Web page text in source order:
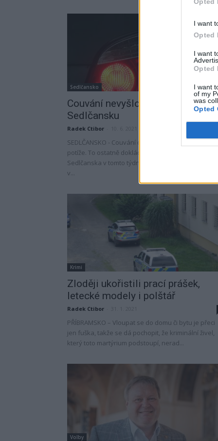
I want
Opted
I want
Opted
I want
of my
was
Opted
Sedlčansko
Couvání nevyšlo čtyřem řidičům
Sedlčansku
Radek Ctibor
SEDLČANSKO - Couvání občas dělá některým řidičům
potíže. To ostatně dokládají tři dopravní nehody ze
Sedlčanska v tomto týdnu. Na náměstí T. G.
v...
Krimi
Zloději ukořistili prací prášek,
letecké modely i polštář
Radek Ctibor
PŘÍBRAMSKO – Vloupat se do domu či bytu je přeci
jen fuška, takže se dá pochopit, že kriminální živel,
který toto martýrium podstoupí, nerad...
Volby